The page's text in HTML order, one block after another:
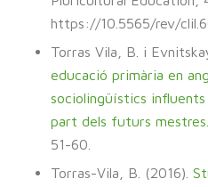
https://10.5565/rev/
Torras Vila, B. i
educació primària en
sociolingüístics
part dels futurs mestres.
51-60.
Torras-Vila, B. (2016).